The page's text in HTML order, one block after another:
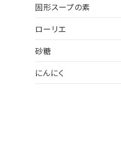
固形スープの素
ローリエ
砂糖
にんにく